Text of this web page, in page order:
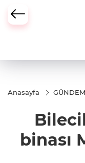
Anasayfa GÜNDEM
binası